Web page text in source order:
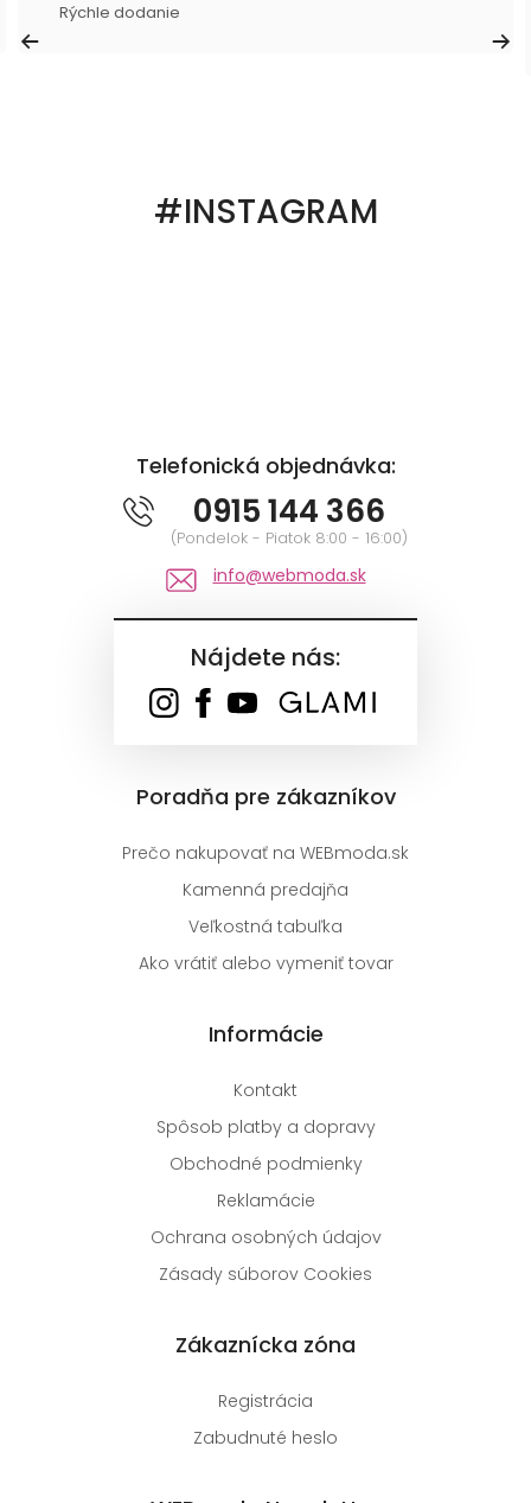
Rýchle dodanie
#INSTAGRAM
Telefonická objednávka:
0915 144 366
(Pondelok - Piatok 8:00 - 16:00)
info@webmoda.sk
Nájdete nás:
Poradňa pre zákazníkov
Prečo nakupovať na WEBmoda.sk
Kamenná predajňa
Veľkostná tabuľka
Ako vrátiť alebo vymeniť tovar
Informácie
Kontakt
Spôsob platby a dopravy
Obchodné podmienky
Reklamácie
Ochrana osobných údajov
Zásady súborov Cookies
Zákaznícka zóna
Registrácia
Zabudnuté heslo